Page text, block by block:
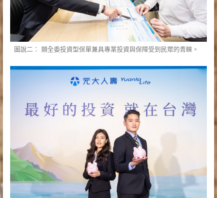
圖說二： 類全委投資型保單兼具專業投資與保障受到民眾的青睞。